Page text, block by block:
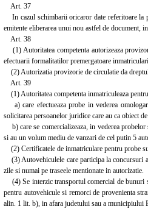
Art. 37
In cazul schimbarii oricaror date referitoare la
emitente eliberarea unui nou astfel de document,
Art. 38
(1) Autoritatea competenta autorizeaza
efectuarii formalitatilor premergatoare
(2) Autorizatia provizorie de circulatie da
Art. 39
(1) Autoritatea competenta inmatriculeaza
a) care efectueaza probe in vederea
solicitarea persoanelor juridice care au ca obiect
b) care se comercializeaza, in vederea
si au un volum mediu de vanzari de cel putin 5
(2) Certificatele de inmatriculare pentru probe
(3) Autovehiculele care participa la concursuri
zile si numai pe traseele mentionate in autorizatie.
(4) Se interzic transportul comercial de bunuri
pentru autovehicule si remorci de provenienta
alin. 1 lit. b), in afara judetului sau a municipiului